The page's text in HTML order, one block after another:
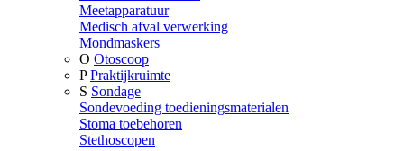
Meetapparatuur
Medisch afval verwerking
Mondmaskers
O Otoscoop
P Praktijkruimte
S Sondage
Sondevoeding toedieningsmaterialen
Stoma toebehoren
Stethoscopen